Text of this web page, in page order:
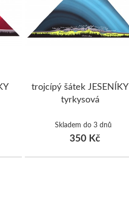
trojcípý šátek JESENÍKY
tyrkysová
Skladem do 3 dnů
350 Kč